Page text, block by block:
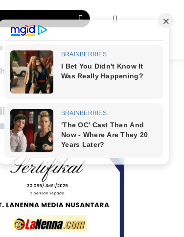
Yapid di Kairo: Tak Mampu Kelola Uang
JMSI
x